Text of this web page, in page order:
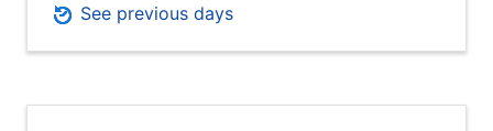
See previous days